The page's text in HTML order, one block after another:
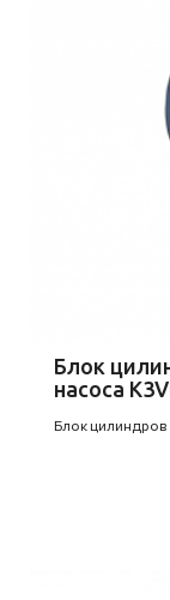
Блок
насоса
Блок цилиндров